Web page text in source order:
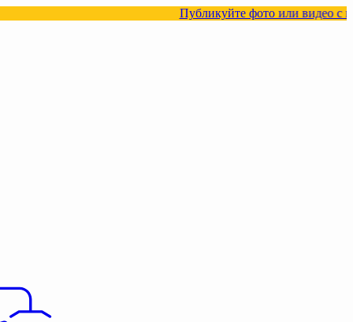
Публикуйте фото или видео с нашими